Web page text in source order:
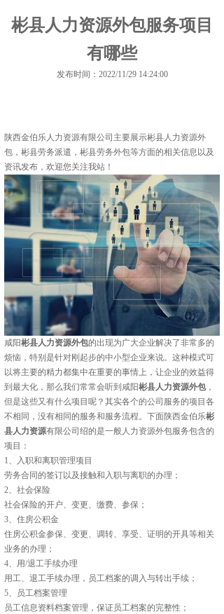
彬县人力资源外包服务项目
有哪些
发布时间：2022/11/29 14:24:00
陕西金伯乐人力资源有限公司主要展示彬县人力资源外
包 ，彬县劳务派遣，彬县劳务外包等方面的相关信息以及
资讯发布，欢迎您关注我站！
咸阳彬县人力资源外包的出现为广大企业解决了非常多的
烦恼，特别是针对刚起步的中小型企业来说。这种模式可
以将主要的精力都集中在重要的事情上，让企业的效益得
到最大化，那么我们常常会听到咸阳彬县人力资源外包，
但是这些又有什么项目呢？其实各个的公司服务的项目各
不相同，没有相同的服务和服务流程。下面陕西金伯乐彬
县人力资源有限公司绍的是一般人力资源外包服务包含的
项目：
1、入职和离职管理项目
劳务合同的签订以及接触和入职与离职的办理；
2、社会保险
社会保险的开户、变更、缴费、参保；
3、住房公积金
住房公积金参保、变更、调转、享受、证明的开具等相关
业务的办理；
4、用/退工手续办理
用工、退工手续办理，员工档案的调入与转出手续；
5、员工档案管理
员工信息资料档案管理，保证员工档案的完整性；